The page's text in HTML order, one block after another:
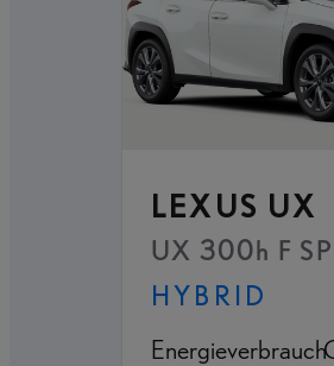
LEXUS UX
UX 300h F
HYBRID
Energieverbrauch